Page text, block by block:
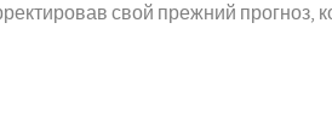
свой прежний прогноз,